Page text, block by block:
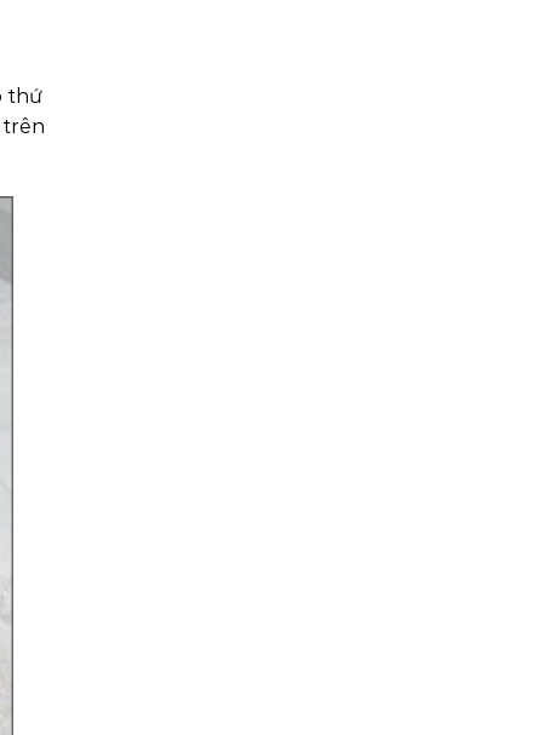
thứ
trên